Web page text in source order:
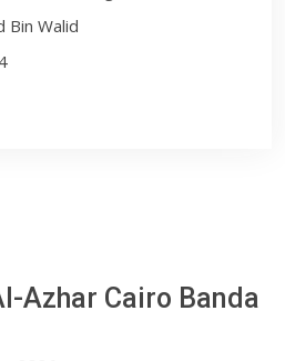
Bin Walid
Azhar Cairo Banda